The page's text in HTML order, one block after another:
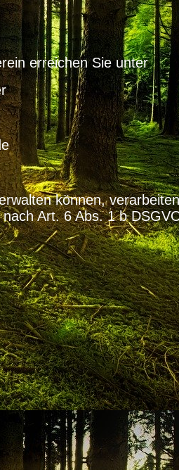
erreichen Sie unter
können,
Art. 6 Abs. 1 b